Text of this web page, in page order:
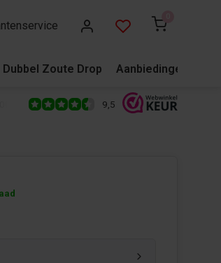
Dubbel Zoute Drop Aanbiedingen
reviews! 500+ snoepsoorten van de
9,5